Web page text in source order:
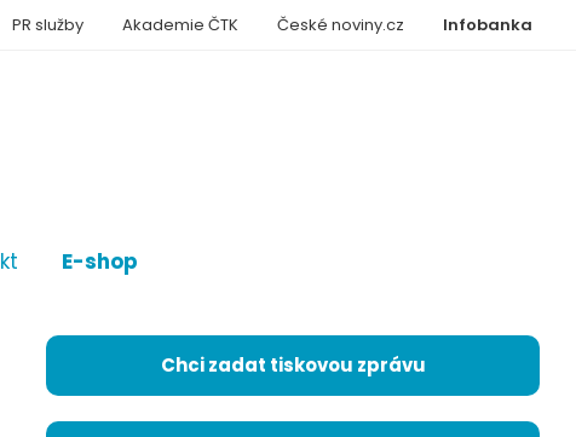
E-shop
Infobanka
PR služby Akademie ČTK České noviny.cz
Chci zadat tiskovou zprávu